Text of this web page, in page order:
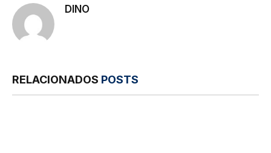
DINO
RELACIONADOS POSTS